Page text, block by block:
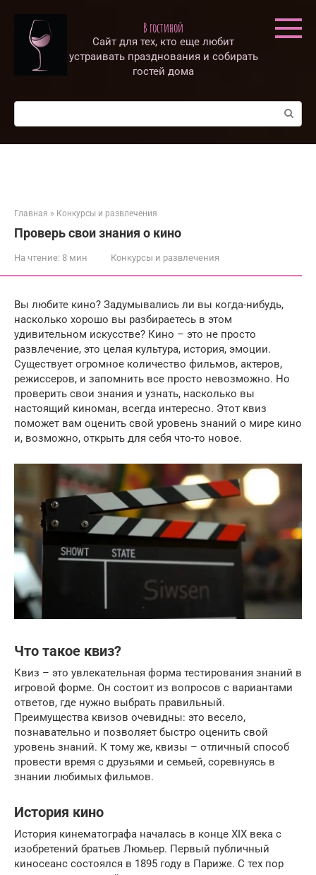
контенту
В гостиной
Сайт для тех, кто еще любит
устраивать празднования и собирать
гостей дома
Поиск:
Главная » Конкурсы и развлечения
Проверь свои знания о кино
На чтение: 8 мин Конкурсы и развлечения
Вы любите кино? Задумывались ли вы когда-нибудь,
насколько хорошо вы разбираетесь в этом
удивительном искусстве? Кино – это не просто
развлечение, это целая культура, история, эмоции.
Существует огромное количество фильмов, актеров,
режиссеров, и запомнить все просто невозможно. Но
проверить свои знания и узнать, насколько вы
настоящий киноман, всегда интересно. Этот квиз
поможет вам оценить свой уровень знаний о мире кино
и, возможно, открыть для себя что-то новое.
Что такое квиз?
Квиз – это увлекательная форма тестирования знаний в
игровой форме. Он состоит из вопросов с вариантами
ответов, где нужно выбрать правильный.
Преимущества квизов очевидны: это весело,
познавательно и позволяет быстро оценить свой
уровень знаний. К тому же, квизы – отличный способ
провести время с друзьями и семьей, соревнуясь в
знании любимых фильмов.
История кино
История кинематографа началась в конце XIX века с
изобретений братьев Люмьер. Первый публичный
киносеанс состоялся в 1895 году в Париже. С тех пор